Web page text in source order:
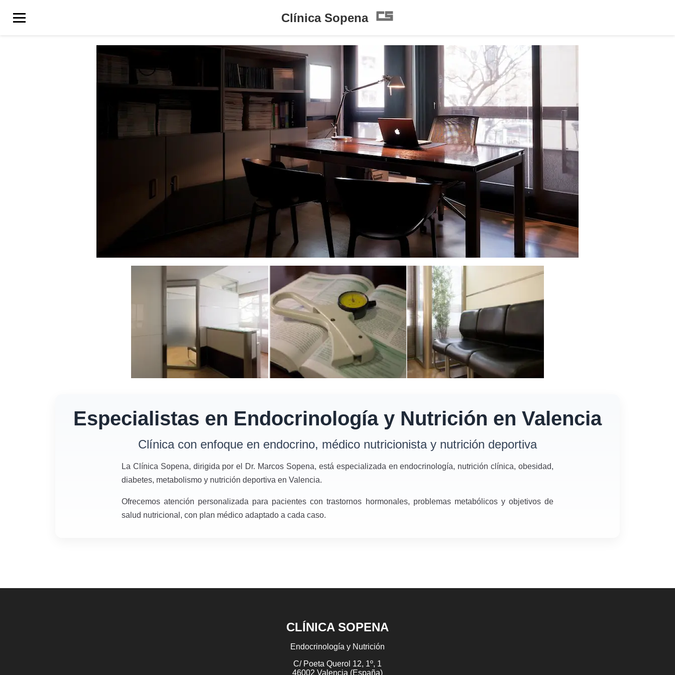
Clínica Sopena
Especialistas en Endocrinología y Nutrición en Valencia
Clínica con enfoque en endocrino, médico nutricionista y nutrición deportiva
La Clínica Sopena, dirigida por el Dr. Marcos Sopena, está especializada en endocrinología, nutrición clínica, obesidad,
diabetes, metabolismo y nutrición deportiva en Valencia.
Ofrecemos atención personalizada para pacientes con trastornos hormonales, problemas metabólicos y objetivos de
salud nutricional, con plan médico adaptado a cada caso.
CLÍNICA SOPENA
Endocrinología y Nutrición
C/ Poeta Querol 12, 1º, 1
46002 Valencia (España)